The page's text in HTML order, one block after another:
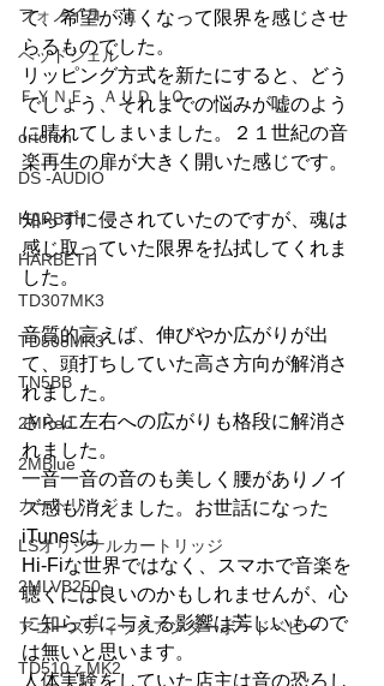
フォノイコ
ヘッドシェル
ＦＹＮＥ ＡＵＤＩＯ
ortofon
DS -AUDIO
HARBTH
HARBETH
TD307MK3
TD508MK3
TN5BB
2MRed
2MBlue
カートリッジ
LSオリジナルカートリッジ
2MLVB250
アコースティックアンダーボードベビー
TD510ｚMK2
て、希望が薄くなって限界を感じさせ
らるものでした。
リッピング方式を新たにすると、どう
でしょう、それまでの悩みが嘘のよう
に晴れてしまいました。２１世紀の音
楽再生の扉が大きく開いた感じです。
知らずに侵されていたのですが、魂は
感じ取っていた限界を払拭してくれま
した。
音質的言えば、伸びやか広がりが出
て、頭打ちしていた高さ方向が解消さ
れました。
さらに左右への広がりも格段に解消さ
れました。
一音一音の音のも美しく腰がありノイ
ズ感も消えました。お世話になった
iTunesは
Hi-Fiな世界ではなく、スマホで音楽を
聴くには良いのかもしれませんが、心
に知らずに与える影響は芳しいもので
は無いと思います。
人体実験をしていた店主は音の恐ろし